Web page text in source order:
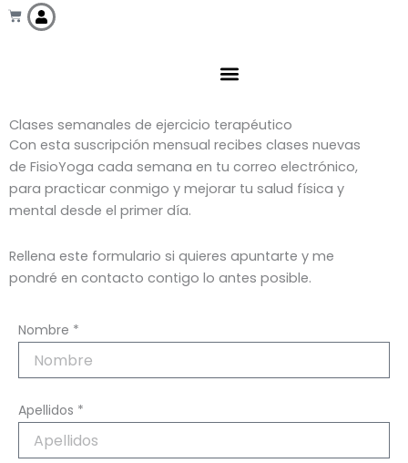
Cart
Clases semanales de ejercicio terapéutico
Con esta suscripción mensual recibes clases nuevas
de FisioYoga cada semana en tu correo electrónico,
para practicar conmigo y mejorar tu salud física y
mental desde el primer día.
Rellena este formulario si quieres apuntarte y me
pondré en contacto contigo lo antes posible.
Nombre *
Apellidos *